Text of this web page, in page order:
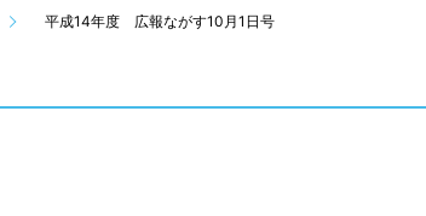
平成14年度 広報ながす10月1日号